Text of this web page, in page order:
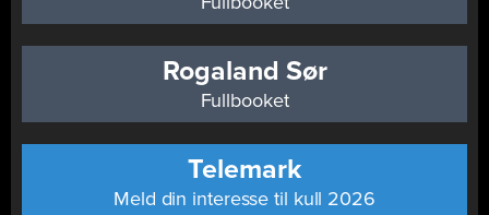
Rogaland Sør
Fullbooket
Telemark
Meld din interesse til kull 2026